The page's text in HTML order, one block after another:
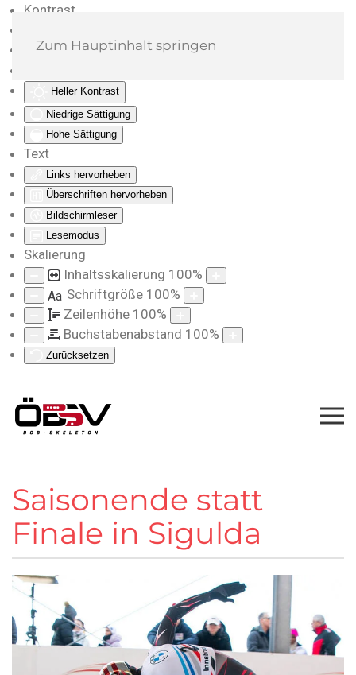
Kontrast
Monochrom
Heller Kontrast
Niedrige Sättigung
Hohe Sättigung
Text
Links hervorheben
Überschriften hervorheben
Bildschirmleser
Lesemodus
Skalierung
Inhaltsskalierung 100%
Aa Schriftgröße 100%
Zeilenhöhe 100%
Buchstabenabstand 100%
Zurücksetzen
Zum Hauptinhalt springen
Saisonende statt
Finale in Sigulda